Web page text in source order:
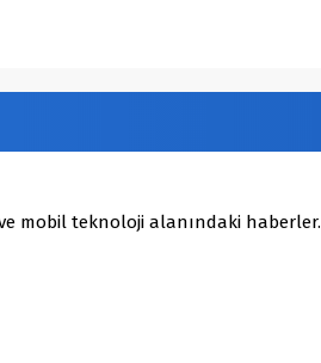
mobil teknoloji alanındaki haberler.